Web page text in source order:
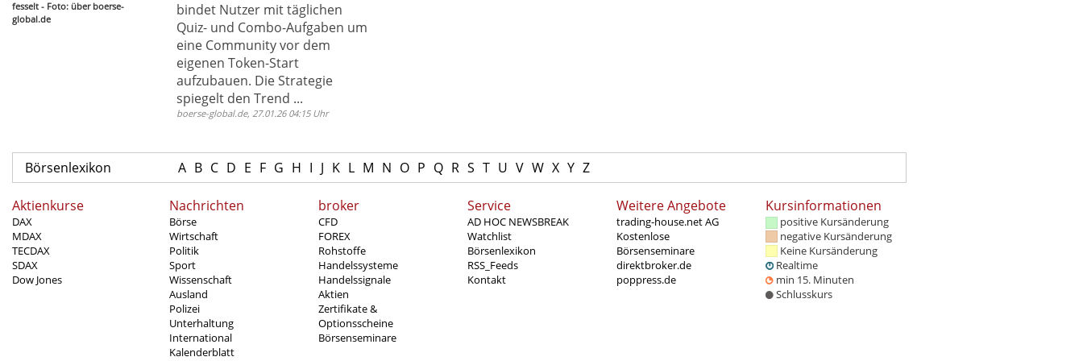
fesselt - Foto: über boerse-
global.de
bindet Nutzer mit täglichen
Quiz- und Combo-Aufgaben um
eine Community vor dem
eigenen Token-Start
aufzubauen. Die Strategie
spiegelt den Trend ...
boerse-global.de, 27.01.26 04:15 Uhr
Börsenlexikon A B C D E F G H I J K L M N O P Q R S T U V W X Y Z
Aktienkurse
DAX
MDAX
TECDAX
SDAX
Dow Jones
Nachrichten
Börse
Wirtschaft
Politik
Sport
Wissenschaft
Ausland
Polizei
Unterhaltung
International
Kalenderblatt
broker
CFD
FOREX
Rohstoffe
Handelssysteme
Handelssignale
Aktien
Zertifikate &
Optionsscheine
Börsenseminare
Service
AD HOC NEWSBREAK
Watchlist
Börsenlexikon
RSS_Feeds
Kontakt
Weitere Angebote
trading-house.net AG
Kostenlose
Börsenseminare
direktbroker.de
poppress.de
Kursinformationen
positive Kursänderung
negative Kursänderung
Keine Kursänderung
Realtime
min 15. Minuten
Schlusskurs